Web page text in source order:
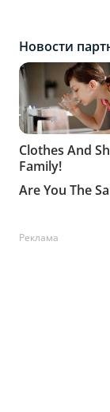
Реклама